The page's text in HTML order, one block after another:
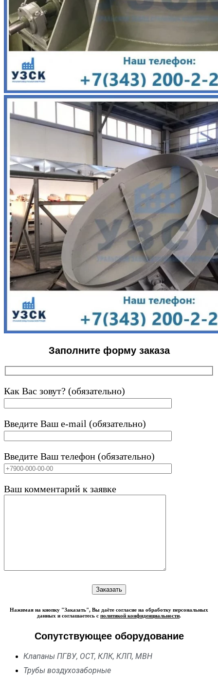
Заполните форму заказа
Как Вас зовут? (обязательно)
Введите Ваш e-mail (обязательно)
Введите Ваш телефон (обязательно)
Ваш комментарий к заявке
Нажимая на кнопку "Заказать", Вы даёте согласие на обработку персональных
данных и соглашаетесь с политикой конфиденциальности.
Сопутствующее оборудование
Клапаны ПГВУ, ОСТ, КЛК, КЛП, МВН
Трубы воздухозаборные